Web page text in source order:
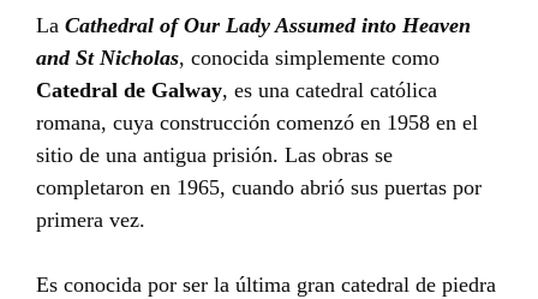
La Cathedral of Our Lady Assumed into Heaven
and St Nicholas, conocida simplemente como
Catedral de Galway, es una catedral católica
romana, cuya construcción comenzó en 1958 en el
sitio de una antigua prisión. Las obras se
completaron en 1965, cuando abrió sus puertas por
primera vez.
Es conocida por ser la última gran catedral de piedra